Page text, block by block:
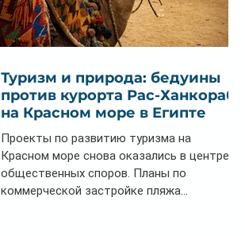
Туризм и природа: бедуины
против курорта Рас-Ханкораб
на Красном море в Египте
Проекты по развитию туризма на
Красном море снова оказались в центре
общественных споров. Планы по
коммерческой застройке пляжа...